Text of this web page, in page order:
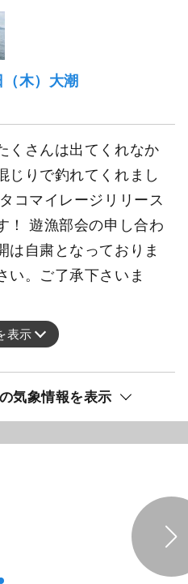
木）大潮
くさんは出てくれなか
じりで釣れてくれまし
コマイレージリリース
！ 遊漁部会の申し合わ
は自粛となっておりま
い。ご了承下さいま
表示
気象情報を表示